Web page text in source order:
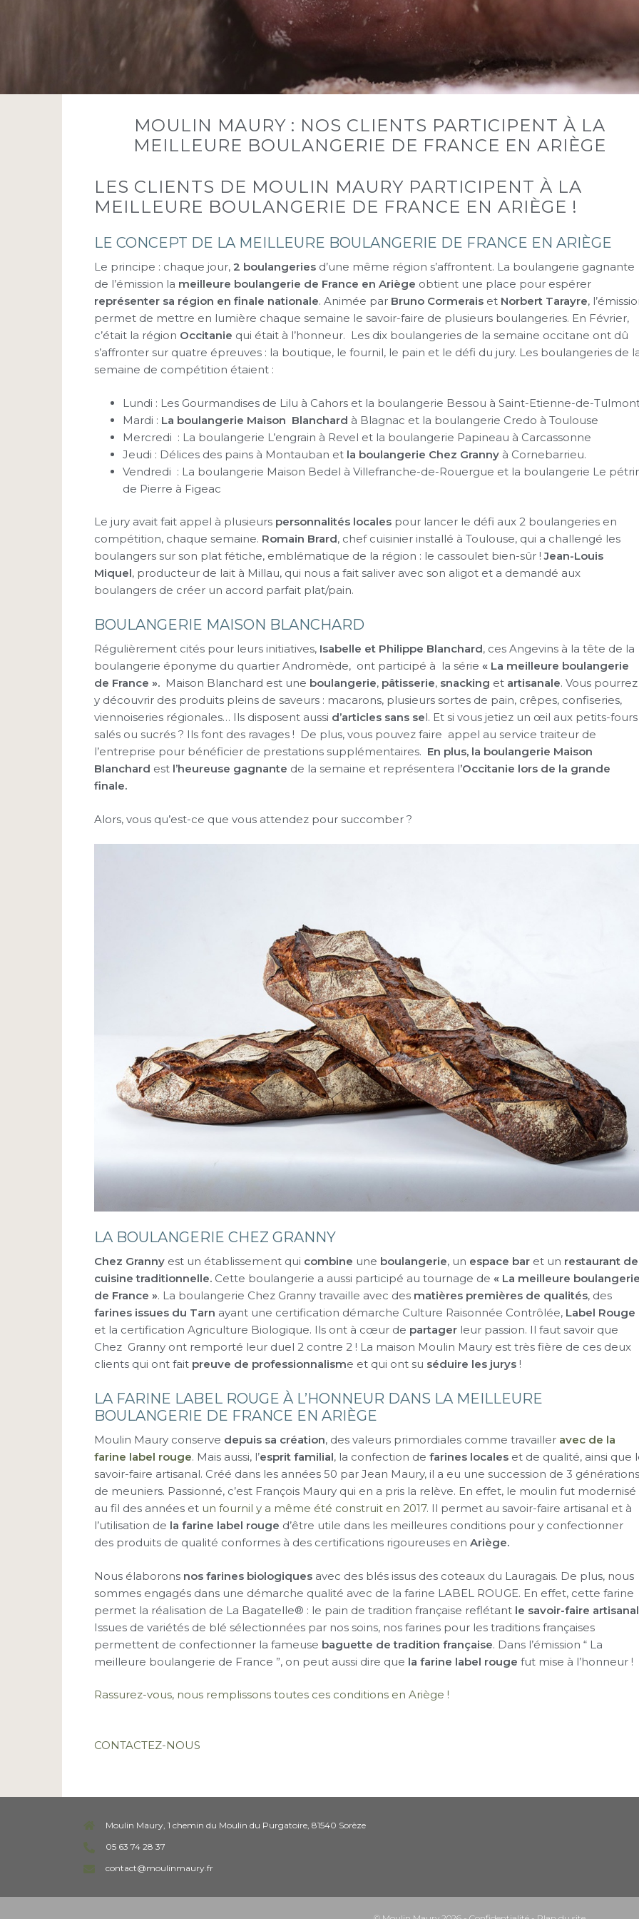
MOULIN MAURY : NOS CLIENTS PARTICIPENT À LA
MEILLEURE BOULANGERIE DE FRANCE EN ARIÈGE
LES CLIENTS DE MOULIN MAURY PARTICIPENT À LA
MEILLEURE BOULANGERIE DE FRANCE EN ARIÈGE !
LE CONCEPT DE LA MEILLEURE BOULANGERIE DE FRANCE EN ARIÈGE
Le principe : chaque jour, 2 boulangeries d’une même région s’affrontent. La boulangerie gagnante
de l’émission la meilleure boulangerie de France en Ariège obtient une place pour espérer
représenter sa région en finale nationale. Animée par Bruno Cormerais et Norbert Tarayre,
permet de mettre en lumière chaque semaine le savoir-faire de plusieurs boulangeries. En Février,
c’était la région Occitanie qui était à l’honneur. Les dix boulangeries de la semaine occitane ont dû
s’affronter sur quatre épreuves : la boutique, le fournil, le pain et le défi du jury. Les boulangeries de
semaine de compétition étaient :
Lundi : Les Gourmandises de Lilu à Cahors et la boulangerie Bessou à Saint-Etienne-de-
Mardi : La boulangerie Maison Blanchard à Blagnac et la boulangerie Credo à Toulouse
Mercredi : La boulangerie L’engrain à Revel et la boulangerie Papineau à Carcassonne
Jeudi : Délices des pains à Montauban et la boulangerie Chez Granny à Cornebarrieu.
Vendredi : La boulangerie Maison Bedel à Villefranche-de-Rouergue et la boulangerie Le
de Pierre à Figeac
Le jury avait fait appel à plusieurs personnalités locales pour lancer le défi aux 2 boulangeries en
compétition, chaque semaine. Romain Brard, chef cuisinier installé à Toulouse, qui a challengé les
boulangers sur son plat fétiche, emblématique de la région : le cassoulet bien-sûr !Jean-Louis
Miquel, producteur de lait à Millau, qui nous a fait saliver avec son aligot et a demandé aux
boulangers de créer un accord parfait plat/pain.
BOULANGERIE MAISON BLANCHARD
Régulièrement cités pour leurs initiatives, Isabelle et Philippe Blanchard, ces Angevins à la tête de la
boulangerie éponyme du quartier Andromède, ont participé à la série « La meilleure boulangerie
de France ». Maison Blanchard est une boulangerie, pâtisserie, snacking et artisanale. Vous pourrez
y découvrir des produits pleins de saveurs : macarons, plusieurs sortes de pain, crêpes, confiseries,
viennoiseries régionales… Ils disposent aussi d’articles sans sel. Et si vous jetiez un œil aux petits-fours
salés ou sucrés ? Ils font des ravages ! De plus, vous pouvez faire appel au service traiteur de
l’entreprise pour bénéficier de prestations supplémentaires. En plus, la boulangerie Maison
Blanchard est l’heureuse gagnante de la semaine et représentera l’Occitanie lors de la grande
finale.
Alors, vous qu’est-ce que vous attendez pour succomber ?
LA BOULANGERIE CHEZ GRANNY
Chez Granny est un établissement qui combine une boulangerie, un espace bar et un restaurant de
cuisine traditionnelle. Cette boulangerie a aussi participé au tournage de « La meilleure
de France ». La boulangerie Chez Granny travaille avec des matières premières de qualités, des
farines issues du Tarn ayant une certification démarche Culture Raisonnée Contrôlée, Label Rouge
et la certification Agriculture Biologique. Ils ont à cœur de partager leur passion. Il faut savoir que
Chez Granny ont remporté leur duel 2 contre 2 ! La maison Moulin Maury est très fière de ces deux
clients qui ont fait preuve de professionnalisme et qui ont su séduire les jurys !
LA FARINE LABEL ROUGE À L’HONNEUR DANS LA MEILLEURE
BOULANGERIE DE FRANCE EN ARIÈGE
Moulin Maury conserve depuis sa création, des valeurs primordiales comme travailler avec de la
farine label rouge. Mais aussi, l’esprit familial, la confection de farines locales et de qualité, ainsi que
savoir-faire artisanal. Créé dans les années 50 par Jean Maury, il a eu une succession de 3 générations
de meuniers. Passionné, c’est François Maury qui en a pris la relève. En effet, le moulin fut modernisé
au fil des années et un fournil y a même été construit en 2017. Il permet au savoir-faire artisanal et à
l’utilisation de la farine label rouge d’être utile dans les meilleures conditions pour y confectionner
des produits de qualité conformes à des certifications rigoureuses en Ariège.
Nous élaborons nos farines biologiques avec des blés issus des coteaux du Lauragais. De plus, nous
sommes engagés dans une démarche qualité avec de la farine LABEL ROUGE. En effet, cette farine
permet la réalisation de La Bagatelle® : le pain de tradition française reflétant le savoir-faire
Issues de variétés de blé sélectionnées par nos soins, nos farines pour les traditions françaises
permettent de confectionner la fameuse baguette de tradition française. Dans l’émission “ La
meilleure boulangerie de France ”, on peut aussi dire que la farine label rouge fut mise à l’honneur
Rassurez-vous, nous remplissons toutes ces conditions en Ariège !
CONTACTEZ-NOUS
Moulin Maury, 1 chemin du Moulin du Purgatoire, 81540 Sorèze
05 63 74 28 37
contact@moulinmaury.fr